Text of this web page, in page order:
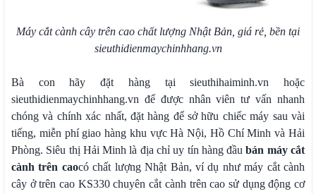
Máy cắt cành cây trên cao chất lượng Nhật Bản, giá rẻ, bền tại
sieuthidienmaychinhhang.vn
Bà con hãy đặt hàng tại sieuthihaiminh.vn hoặc
sieuthidienmaychinhhang.vn để được nhân viên tư vấn nhanh
chóng và chính xác nhất, đặt hàng để sở hữu chiếc máy sau vài
tiếng, miễn phí giao hàng khu vực Hà Nội, Hồ Chí Minh và Hải
Phòng. Siêu thị Hải Minh là địa chỉ uy tín hàng đầubán máy cắt
cành trên caocó chất lượng Nhật Bản, ví dụ như máy cắt cành
cây ở trên cao KS330 chuyên cắt cành trên cao sử dụng động cơ